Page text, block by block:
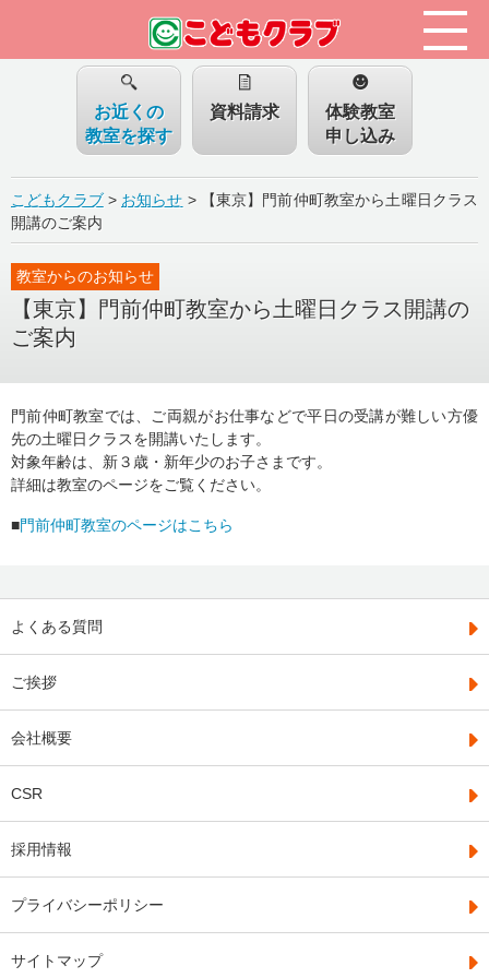
お近くの
教室を探す
資料請求
体験教室
申し込み
こどもクラブ> お知らせ >
【東京】門前仲町教室から土曜日クラス
開講のご案内
【東京】門前仲町教室から土曜日クラス開講の
ご案内
教室からのお知らせ
門前仲町教室では、ご両親がお仕事などで平日の受講が難しい方優
先の土曜日クラスを開講いたします。
対象年齢は、新３歳・新年少のお子さまです。
詳細は教室のページをご覧ください。
■門前仲町教室のページはこちら
よくある質問
ご挨拶
会社概要
CSR
採用情報
プライバシーポリシー
サイトマップ